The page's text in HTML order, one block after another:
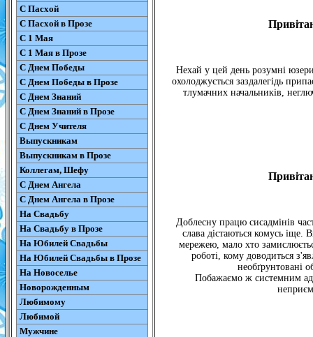
С Пасхой
С Пасхой в Прозе
С 1 Мая
С 1 Мая в Прозе
С Днем Победы
С Днем Победы в Прозе
С Днем Знаний
С Днем Знаний в Прозе
С Днем Учителя
Выпускникам
Выпускникам в Прозе
Коллегам, Шефу
С Днем Ангела
С Днем Ангела в Прозе
На Свадьбу
На Свадьбу в Прозе
На Юбилей Свадьбы
На Юбилей Свадьбы в Прозе
На Новоселье
Новорожденным
Любимому
Любимой
Мужчине
Нехай у цей день розумні
охолоджується заздалегідь
тлумачних начальників,
Доблесну працю сисадмінів
слава дістаються комусь
мережею, мало хто
роботі, кому доводиться
необґрунтовані
Побажаємо ж системним